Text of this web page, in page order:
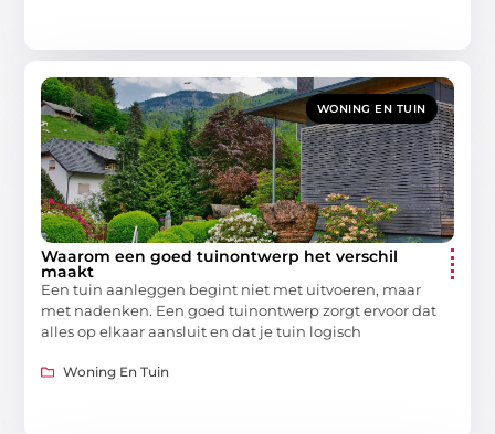
WONING EN TUIN
Waarom een goed tuinontwerp het verschil
maakt
Een tuin aanleggen begint niet met uitvoeren, maar
met nadenken. Een goed tuinontwerp zorgt ervoor dat
alles op elkaar aansluit en dat je tuin logisch
Woning En Tuin